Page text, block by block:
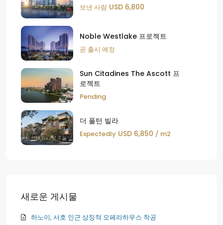
보낸 사람 USD 6,800
Noble Westlake 프로젝트
곧 출시 예정
Sun Citadines The Ascott 프
로젝트
Pending
더 풀턴 빌라
Expectedly USD 6,850 / m2
새로운 게시물
하노이, 서호 인근 상징적 오페라하우스 착공